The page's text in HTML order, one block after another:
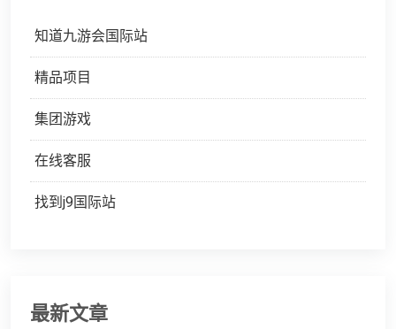
知道九游会国际站
精品项目
集团游戏
在线客服
找到j9国际站
最新文章